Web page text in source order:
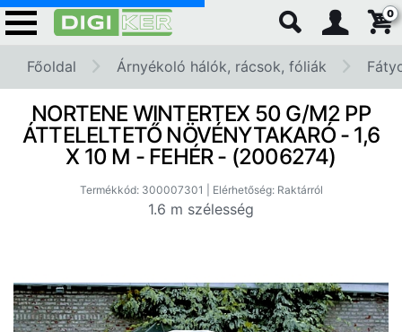
0
Főoldal Árnyékoló hálók, rácsok, fóliák
NORTENE WINTERTEX 50 G/M2 PP
ÁTTELELTETŐ NÖVÉNYTAKARÓ - 1,6
X 10 M - FEHÉR - (2006274)
Termékkód: 300007301 | Elérhetőség: Raktárról
1.6 m szélesség